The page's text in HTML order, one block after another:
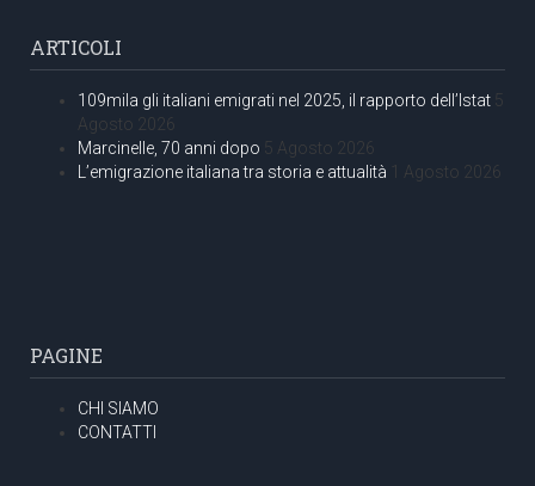
ARTICOLI
109mila gli italiani emigrati nel 2025, il rapporto dell’Istat 5
Agosto 2026
Marcinelle, 70 anni dopo 5 Agosto 2026
L’emigrazione italiana tra storia e attualità 1 Agosto 2026
PAGINE
CHI SIAMO
CONTATTI